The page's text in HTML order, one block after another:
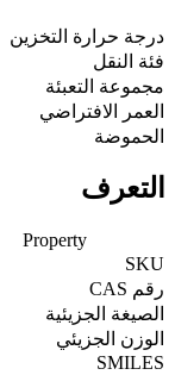
درجة حرارة التخزين
فئة النقل
مجموعة التعبئة
العمر الافتراضي
الحموضة
التعرف
Property
SKU
رقم CAS
الصيغة الجزيئية
الوزن الجزيئي
SMILES